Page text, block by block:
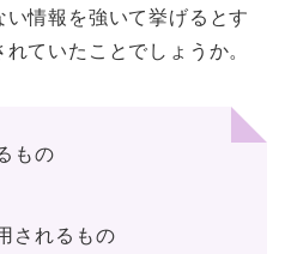
情報を強いて挙げるとす
ていたことでしょうか。
もの
されるもの